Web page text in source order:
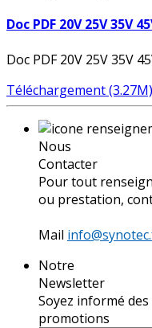
Doc PDF 20V 25V 35V
Doc PDF 20V 25V 35V
Téléchargement (3.27M)
Nous
Contacter
Pour tout
ou prestation,
Mail
Notre
Newsletter
Soyez informé
promotions